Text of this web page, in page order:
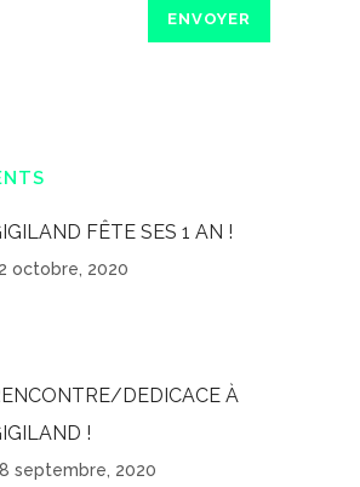
FÊTE SES 1 AN !
octobre, 2020
DEDICACE À
!
septembre, 2020